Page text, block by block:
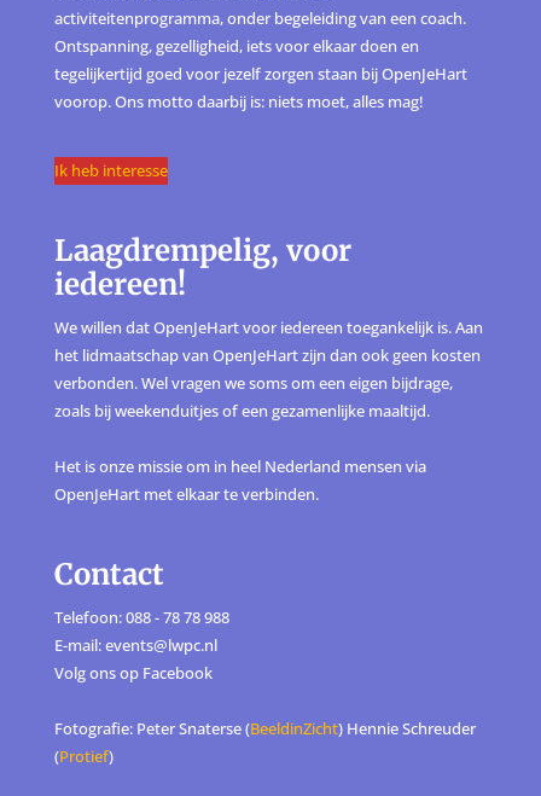
activiteitenprogramma, onder begeleiding van een coach.
Ontspanning, gezelligheid, iets voor elkaar doen en
tegelijkertijd goed voor jezelf zorgen staan bij OpenJeHart
voorop. Ons motto daarbij is: niets moet, alles mag!
Ik heb interesse
Laagdrempelig, voor
iedereen!
We willen dat OpenJeHart voor iedereen toegankelijk is. Aan
het lidmaatschap van OpenJeHart zijn dan ook geen kosten
verbonden. Wel vragen we soms om een eigen bijdrage,
zoals bij weekenduitjes of een gezamenlijke maaltijd.
Het is onze missie om in heel Nederland mensen via
OpenJeHart met elkaar te verbinden.
Contact
Telefoon: 088 - 78 78 988
E-mail: events@lwpc.nl
Volg ons op Facebook
Fotografie: Peter Snaterse (BeeldinZicht) Hennie Schreuder
(Protief)